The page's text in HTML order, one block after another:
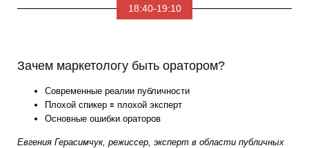
18:40-19:10
Зачем маркетологу быть оратором?
Современные реалии публичности
Плохой спикер 🟰 плохой эксперт
Основные ошибки ораторов
Евгения Герасимчук, режиссер, эксперт в области публичных